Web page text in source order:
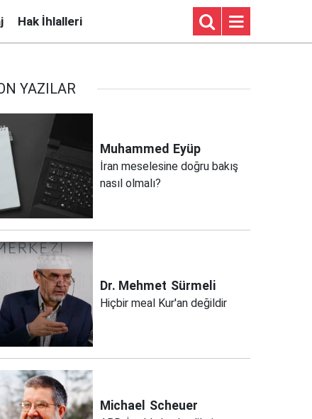
Hak İhlalleri
YAZILAR
Muhammed Eyüp
İran meselesine doğru bakış
nasıl olmalı?
Dr. Mehmet Sürmeli
Hiçbir meal Kur'an değildir
Michael Scheuer